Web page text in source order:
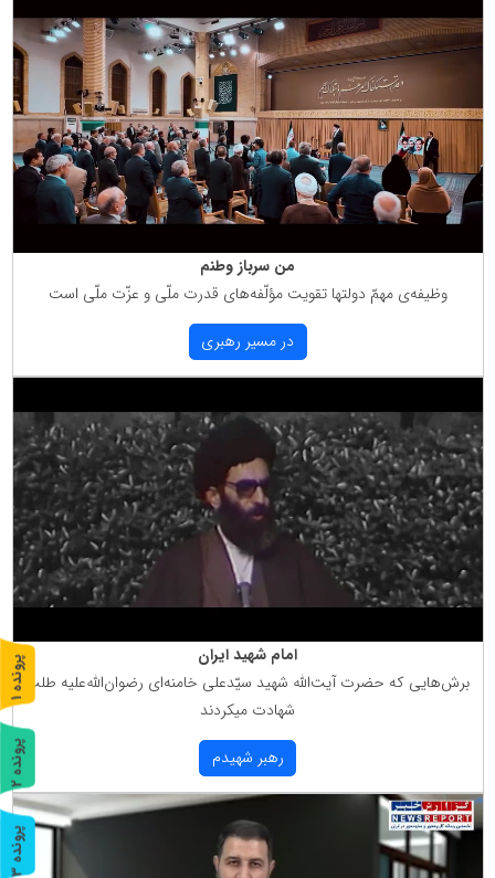
من سرباز وطنم
وظیفه‌ی مهمّ دولتها تقویت مؤلّفه‌های قدرت ملّی و عزّت ملّی است
در مسیر رهبری
امام شهید ایران
برش‌هایی كه حضرت آیت‌الله شهید سیّدعلی خامنه‌ای رضوان‌الله‌علیه طلب
شهادت میكردند
رهبر شهیدم
پ
ر
و
ن
د
ه
1
پ
ر
و
ن
د
ه
2
پ
ر
و
ن
د
ه
3